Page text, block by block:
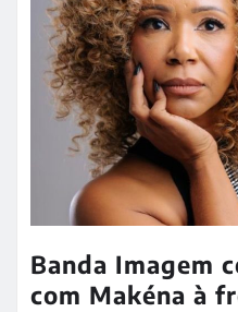
Banda Imagem
com Makéna à